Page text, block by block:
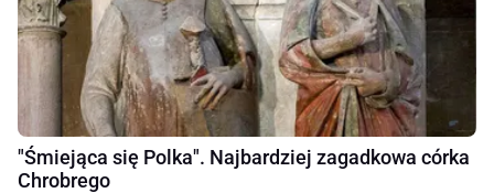
"Śmiejąca się Polka". Najbardziej zagadkowa córka
Chrobrego